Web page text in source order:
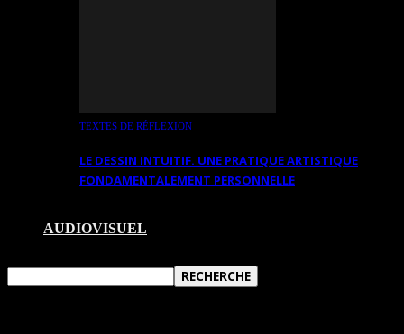
TEXTES DE RÉFLEXION
LE DESSIN INTUITIF. UNE PRATIQUE ARTISTIQUE
FONDAMENTALEMENT PERSONNELLE
AUDIOVISUEL